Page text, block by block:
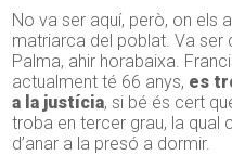
No va ser aquí, però, on els
matriarca del poblat. Va ser
Palma, ahir horabaixa.
actualment té 66 anys, es
a la justícia, si bé és cert
troba en tercer grau, la qual
d’anar a la presó a dormir.